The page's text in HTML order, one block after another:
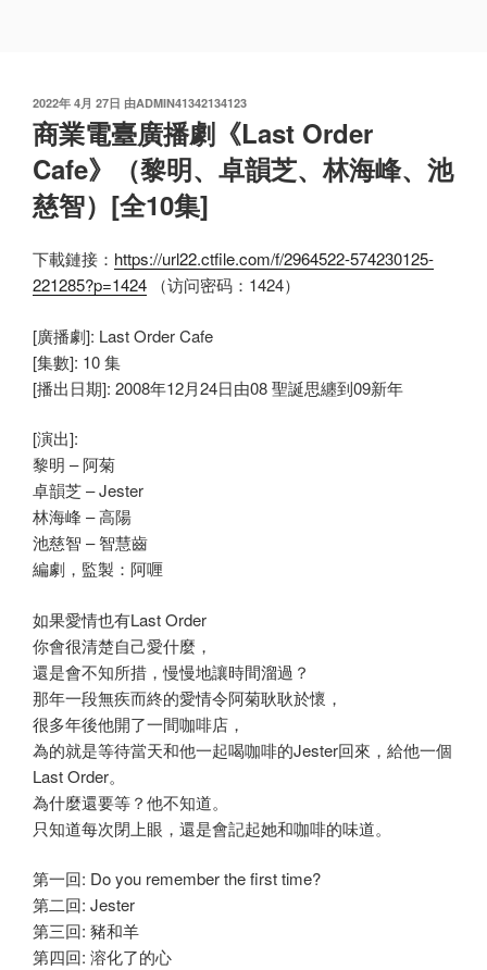
发
布
于
2022年 4月 27日 由ADMIN41342134123
商業電臺廣播劇《Last Order
Cafe》（黎明、卓韻芝、林海峰、池
慈智）[全10集]
下載鏈接： https://url22.ctfile.com/f/2964522-574230125-
221285?p=1424 （访问密码：1424）
[廣播劇]: Last Order Cafe
[集數]: 10 集
[播出日期]: 2008年12月24日由08 聖誕思纏到09新年
[演出]:
黎明 – 阿菊
卓韻芝 – Jester
林海峰 – 高陽
池慈智 – 智慧齒
編劇，監製：阿喱
如果愛情也有Last Order
你會很清楚自己愛什麼，
還是會不知所措，慢慢地讓時間溜過？
那年一段無疾而終的愛情令阿菊耿耿於懷，
很多年後他開了一間咖啡店，
為的就是等待當天和他一起喝咖啡的Jester回來，給他一個
Last Order。
為什麼還要等？他不知道。
只知道每次閉上眼，還是會記起她和咖啡的味道。
第一回: Do you remember the first time?
第二回: Jester
第三回: 豬和羊
第四回: 溶化了的心